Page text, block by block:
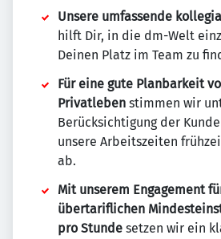
Unsere umfassende
hilft Dir, in die dm-Welt
Deinen Platz im Team zu
Für eine gute Planbarkeit
Privatleben stimmen wir
Berücksichtigung der
unsere Arbeitszeiten
ab.
Mit unserem Engagement
übertariflichen
pro Stunde setzen wir ein